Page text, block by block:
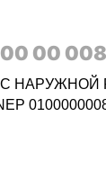
00 008
НАРУЖНОЙ